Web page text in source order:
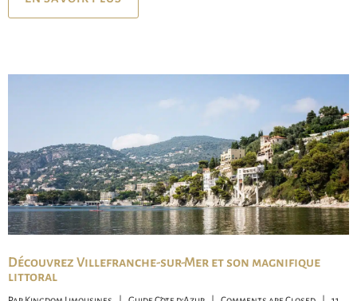
Découvrez Villefranche-sur-Mer et son magnifique
littoral